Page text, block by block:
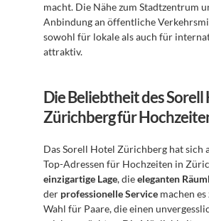
macht. Die Nähe zum Stadtzentrum
Anbindung an öffentliche
sowohl für lokale als auch für
attraktiv.
Die Beliebtheit des Sorell
Zürichberg für
Das Sorell Hotel Zürichberg hat sich
einzigartige Lage, die eleganten
der professionelle Service machen
Wahl für Paare, die einen